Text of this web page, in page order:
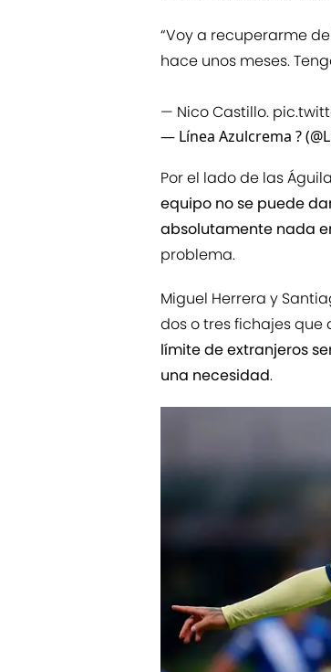
“Voy a recuperarme
hace unos meses.
— Nico Castillo.
— Línea Azulcrema ?
Por el lado de las
equipo no se puede
absolutamente nada
problema.
Miguel Herrera y
dos o tres fichajes
límite de extranjeros
una necesidad.